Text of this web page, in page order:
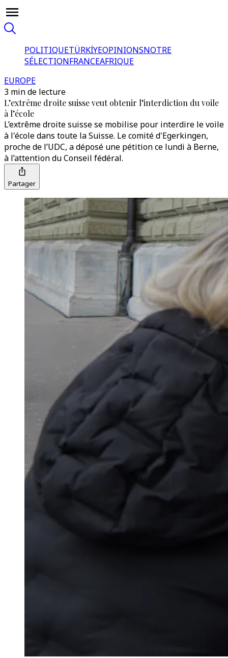
POLITIQUETÜRKİYEOPINIONSNOTRE
SÉLECTIONFRANCEAFRIQUE
EUROPE
3 min de lecture
L’extrême droite suisse veut obtenir l’interdiction du voile
à l’école
L’extrême droite suisse se mobilise pour interdire le voile
à l'école dans toute la Suisse. Le comité d'Egerkingen,
proche de l’UDC, a déposé une pétition ce lundi à Berne,
à l’attention du Conseil fédéral.
Partager